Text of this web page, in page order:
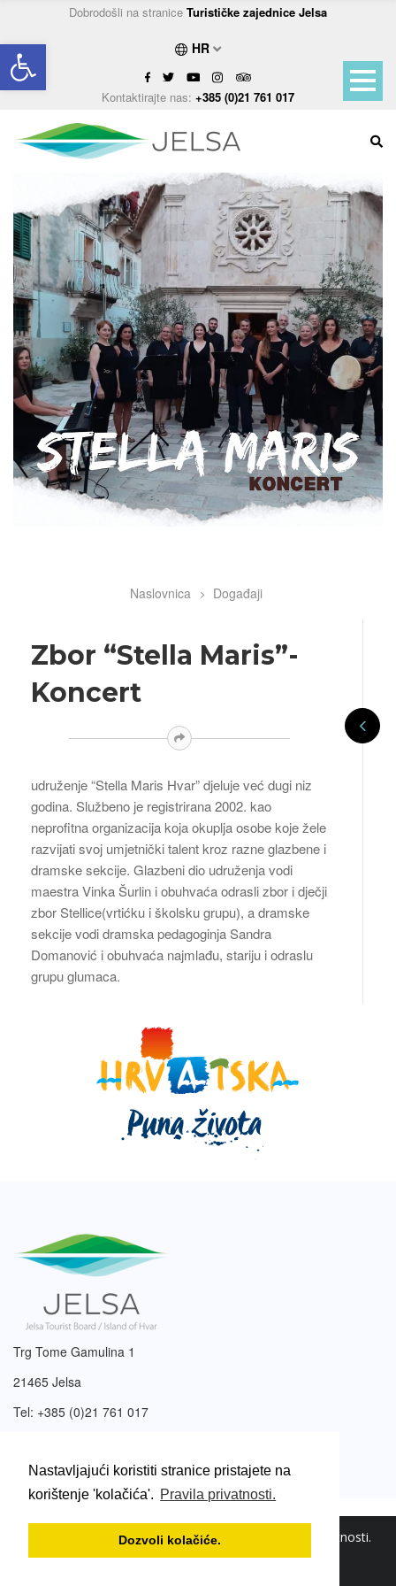
Nastavljajući koristiti stranice pristajete na
korištenje 'kolačića'. Pravila privatnosti.
Dozvoli kolačiće.
Open toolbar
Dobrodošli na stranice Turističke zajednice Jelsa
HR
Kontaktirajte nas: +385 (0)21 761 017
BreadcrumbNaslovnica Događaji
Zbor “Stella Maris”-
Koncert
udruženje “Stella Maris Hvar” djeluje već dugi niz
godina. Službeno je registrirana 2002. kao
neprofitna organizacija koja okuplja osobe koje žele
razvijati svoj umjetnički talent kroz razne glazbene i
dramske sekcije. Glazbeni dio udruženja vodi
maestra Vinka Šurlin i obuhvaća odrasli zbor i dječji
zbor Stellice(vrtićku i školsku grupu), a dramske
sekcije vodi dramska pedagoginja Sandra
Domanović i obuhvaća najmlađu, stariju i odraslu
grupu glumaca.
Trg Tome Gamulina 1
21465 Jelsa
Tel: +385 (0)21 761 017
2003. – 2026. © Turistička zajednica Jelsa. Pravila privatnosti.